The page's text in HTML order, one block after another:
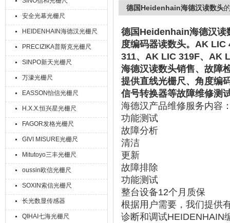
安全光幕光栅尺
HEIDENHAIN海德汉光栅尺
PRECIZIKA普斯克光栅尺
SINPO新天光栅尺
万濠光栅尺
EASSON怡信光栅尺
H.X.X.恒兴星光栅尺
FAGOR发格光栅尺
GIVI MISURE光栅尺
Mitutoyo三丰光栅尺
oussin欧信光栅尺
SOXIN索信光栅尺
长光数显传感器
QIHAI七海光栅尺
德国Heidenhain海德汉读数头
德国Heidenhain海德汉读
度编码器读数头。AK
311、AK LIC 319F、AK
海德汉读数头销售、故障
提供直线光栅尺、角度编
信号转换器等故障维修测
海德汉产品维修服务内容
功能测试
故障分析
清洁
更新
故障排除
功能测试
整台设备12个月质保
根据用户需要，我们提供
诊断和调试HEIDENHAIN